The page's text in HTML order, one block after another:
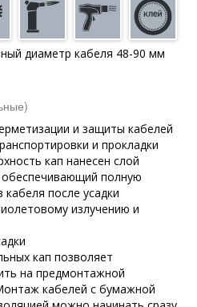
диаметр кабеля 48-90 мм
и защиты кабелей
и прокладки
кап нанесен слой
обеспечивающий полную
после усадки
излучению и
кап позволяет
на предмонтажной
кабелей с бумажной